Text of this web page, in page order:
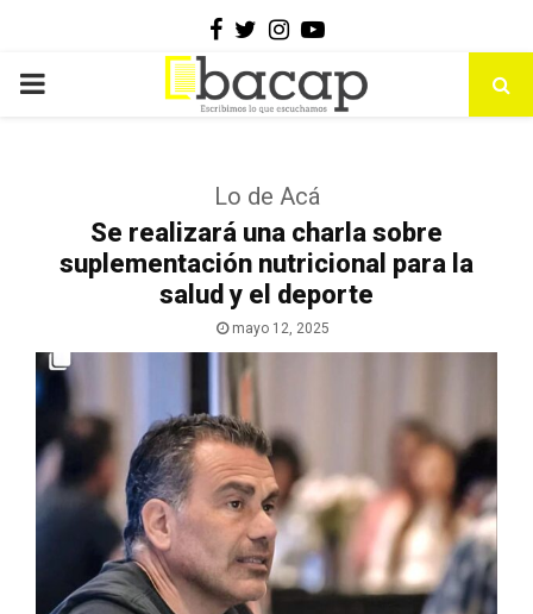
Facebook
Twitter
Instagram
Youtube
PRIMARY
Lo de Acá
Se realizará una charla sobre
suplementación nutricional para la
salud y el deporte
mayo 12, 2025